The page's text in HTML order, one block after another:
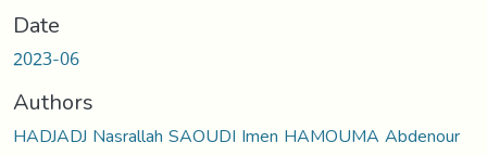
Date
2023-06
Authors
HADJADJ Nasrallah SAOUDI Imen HAMOUMA Abdenour